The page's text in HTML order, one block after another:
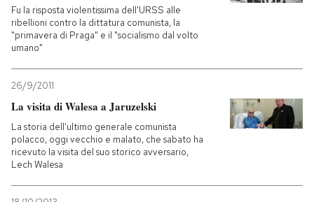
SHOP
CALENDARIO
Entra
Fu la risposta violentissima dell'URSS alle
ribellioni contro la dittatura comunista, la
"primavera di Praga" e il "socialismo dal volto
umano"
26/9/2011
La visita di Walesa a Jaruzelski
La storia dell'ultimo generale comunista
polacco, oggi vecchio e malato, che sabato ha
ricevuto la visita del suo storico avversario,
Lech Walesa